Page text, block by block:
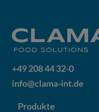
+49 208 44 32-0
info@clama-int.de
Produkte